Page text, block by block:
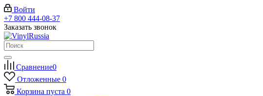
Войти
+7 800 444-08-37
Заказать звонок
Сравнение0
Отложенные 0
Корзина пуста 0